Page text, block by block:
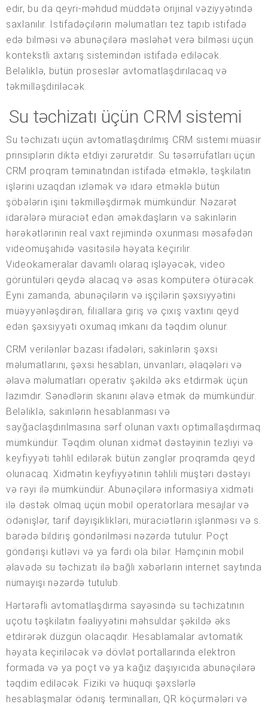
edir, bu da qeyri-məhdud müddətə orijinal vəziyyətində
saxlanılır. İstifadəçilərin məlumatları tez tapıb istifadə
edə bilməsi və abunəçilərə məsləhət verə bilməsi üçün
kontekstli axtarış sistemindən istifadə ediləcək.
Beləliklə, bütün proseslər avtomatlaşdırılacaq və
təkmilləşdiriləcək.
Su təchizatı üçün CRM sistemi
Su təchizatı üçün avtomatlaşdırılmış CRM sistemi müasir
prinsiplərin diktə etdiyi zərurətdir. Su təsərrüfatları üçün
CRM proqram təminatından istifadə etməklə, təşkilatın
işlərini uzaqdan izləmək və idarə etməklə bütün
şöbələrin işini təkmilləşdirmək mümkündür. Nəzarət
idarələrə müraciət edən əməkdaşların və sakinlərin
hərəkətlərinin real vaxt rejimində oxunması məsafədən
videomüşahidə vasitəsilə həyata keçirilir.
Videokameralar davamlı olaraq işləyəcək, video
görüntüləri qeydə alacaq və əsas kompüterə ötürəcək.
Eyni zamanda, abunəçilərin və işçilərin şəxsiyyətini
müəyyənləşdirən, filiallara giriş və çıxış vaxtını qeyd
edən şəxsiyyəti oxumaq imkanı da təqdim olunur.
CRM verilənlər bazası ifadələri, sakinlərin şəxsi
məlumatlarını, şəxsi hesabları, ünvanları, əlaqələri və
əlavə məlumatları operativ şəkildə əks etdirmək üçün
lazımdır. Sənədlərin skanını əlavə etmək də mümkündür.
Beləliklə, sakinlərin hesablanması və
sayğaclaşdırılmasına sərf olunan vaxtı optimallaşdırmaq
mümkündür. Təqdim olunan xidmət dəstəyinin tezliyi və
keyfiyyəti təhlil edilərək bütün zənglər proqramda qeyd
olunacaq. Xidmətin keyfiyyətinin təhlili müştəri dəstəyi
və rəyi ilə mümkündür. Abunəçilərə informasiya xidməti
ilə dəstək olmaq üçün mobil operatorlara mesajlar və
ödənişlər, tarif dəyişiklikləri, müraciətlərin işlənməsi və s.
barədə bildiriş göndərilməsi nəzərdə tutulur. Poçt
göndərişi kütləvi və ya fərdi ola bilər. Həmçinin mobil
əlavədə su təchizatı ilə bağlı xəbərlərin internet saytında
nümayişi nəzərdə tutulub.
Hərtərəfli avtomatlaşdırma sayəsində su təchizatının
uçotu təşkilatın fəaliyyətini məhsuldar şəkildə əks
etdirərək düzgün olacaqdır. Hesablamalar avtomatik
həyata keçiriləcək və dövlət portallarında elektron
formada və ya poçt və ya kağız daşıyıcıda abunəçilərə
təqdim ediləcək. Fiziki və hüquqi şəxslərlə
hesablaşmalar ödəniş terminalları, QR köçürmələri və